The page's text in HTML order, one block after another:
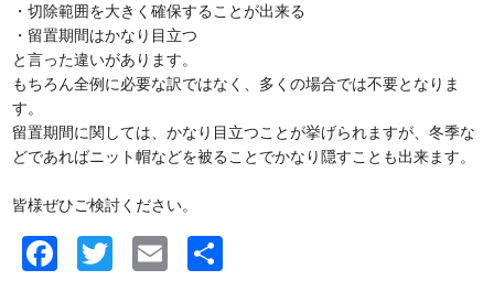
・切除範囲を大きく確保することが出来る
・留置期間はかなり目立つ
と言った違いがあります。
もちろん全例に必要な訳ではなく、多くの場合では不要となりま
す。
留置期間に関しては、かなり目立つことが挙げられますが、冬季な
どであればニット帽などを被ることでかなり隠すことも出来ます。
皆様ぜひご検討ください。
Facebook
TwitterEmail